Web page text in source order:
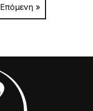
Επόμενη »